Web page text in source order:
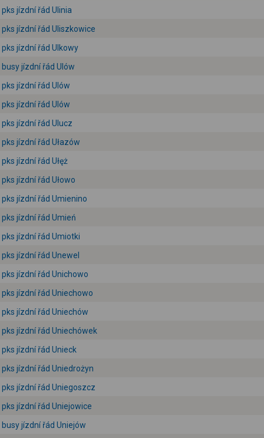
pks jízdní řád Ulinia
pks jízdní řád Uliszkowice
pks jízdní řád Ulkowy
busy jízdní řád Ulów
pks jízdní řád Ulów
pks jízdní řád Ulów
pks jízdní řád Ulucz
pks jízdní řád Ułazów
pks jízdní řád Ułęż
pks jízdní řád Ułowo
pks jízdní řád Umienino
pks jízdní řád Umień
pks jízdní řád Umiotki
pks jízdní řád Unewel
pks jízdní řád Unichowo
pks jízdní řád Uniechowo
pks jízdní řád Uniechów
pks jízdní řád Uniechówek
pks jízdní řád Unieck
pks jízdní řád Uniedrożyn
pks jízdní řád Uniegoszcz
pks jízdní řád Uniejowice
busy jízdní řád Uniejów